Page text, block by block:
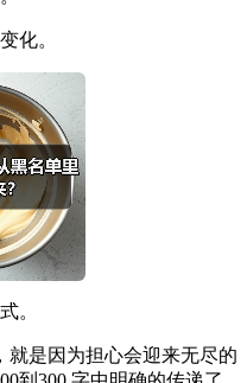
化。
。
就是因为担心会迎来无尽的